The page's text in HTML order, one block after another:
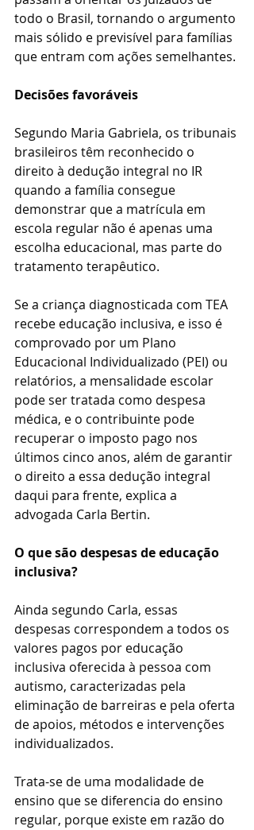
todo o Brasil, tornando o argumento
mais sólido e previsível para famílias
que entram com ações semelhantes.
Decisões favoráveis
Segundo Maria Gabriela, os tribunais
brasileiros têm reconhecido o
direito à dedução integral no IR
quando a família consegue
demonstrar que a matrícula em
escola regular não é apenas uma
escolha educacional, mas parte do
tratamento terapêutico.
Se a criança diagnosticada com TEA
recebe educação inclusiva, e isso é
comprovado por um Plano
Educacional Individualizado (PEI) ou
relatórios, a mensalidade escolar
pode ser tratada como despesa
médica, e o contribuinte pode
recuperar o imposto pago nos
últimos cinco anos, além de garantir
o direito a essa dedução integral
daqui para frente, explica a
advogada Carla Bertin.
O que são despesas de educação
inclusiva?
Ainda segundo Carla, essas
despesas correspondem a todos os
valores pagos por educação
inclusiva oferecida à pessoa com
autismo, caracterizadas pela
eliminação de barreiras e pela oferta
de apoios, métodos e intervenções
individualizados.
Trata-se de uma modalidade de
ensino que se diferencia do ensino
regular, porque existe em razão do